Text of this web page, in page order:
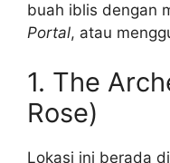
buah iblis dengan
Portal, atau
1. The
Rose)
Lokasi ini berada